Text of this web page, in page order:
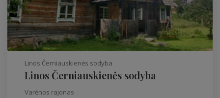
Linos Černiauskienės sodyba
Linos Černiauskienės sodyba
Varėnos rajonas